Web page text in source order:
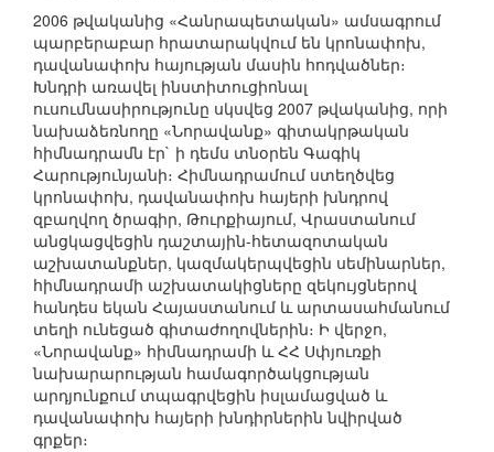
2006 թվականից «Հանրապետական» ամսագրում
պարբերաբար հրատարակվում են կրոնափոխ,
դավանափոխ հայության մասին հոդվածներ։
Խնդրի առավել ինստիտուցիոնալ
ուսումնասիրությունը սկսվեց 2007 թվականից, որի
նախաձեռնողը «Նորավանք» գիտակրթական
հիմնադրամն էր` ի դեմս տնօրեն Գագիկ
Հարությունյանի։ Հիմնադրամում ստեղծվեց
կրոնափոխ, դավանափոխ հայերի խնդրով
զբաղվող ծրագիր, Թուրքիայում, Վրաստանում
անցկացվեցին դաշտային-հետազոտական
աշխատանքներ, կազմակերպվեցին սեմինարներ,
հիմնադրամի աշխատակիցները զեկույցներով
հանդես եկան Հայաստանում և արտասահմանում
տեղի ունեցած գիտաժողովներին։ Ի վերջո,
«Նորավանք» հիմնադրամի և ՀՀ Սփյուռքի
նախարարության համագործակցության
արդյունքում տպագրվեցին իսլամացված և
դավանափոխ հայերի խնդիրներին նվիրված
գրքեր։